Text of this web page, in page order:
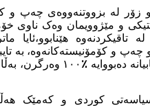
زۆر لە بزووتنەووەی چەپ و
و مێژوویمان وەک ناوی
تاقیکردنەوە هێنابوو،ئایا
چەپ و کۆمۆنیستەکانەوە، بە
دەبووایە ٪
١٠٠ وەرگرن،
کوردی و کەمێک